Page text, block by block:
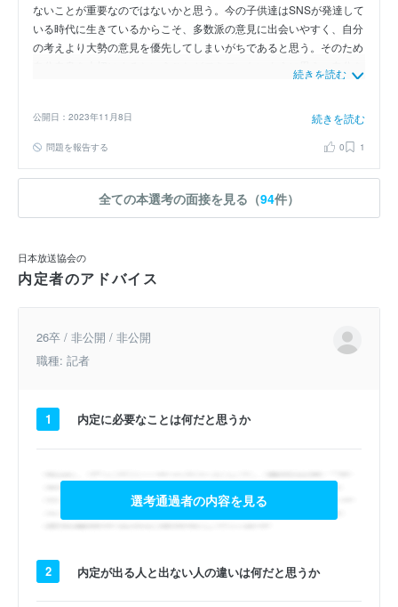
ないことが重要なのではないかと思う。今の子供達はSNSが発達して
いる時代に生きているからこそ、多数派の意見に出会いやすく、自分
の考えより大勢の意見を優先してしまいがちであると思う。そのため
第一に考えていいということを伝えるためにも、正解を押し付けるよ
続きを読む
公開日：2023年11月8日 続きを読む
問題を報告する 0 1
全ての本選考の面接を見る（94件）
日本放送協会の
内定者のアドバイス
26卒 / 非公開 / 非公開
職種: 記者
1 内定に必要なことは何だと思うか
選考通過者の内容を見る
2 内定が出る人と出ない人の違いは何だと思うか